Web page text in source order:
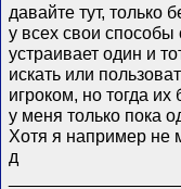
давайте тут, только
у всех свои способы
устраивает один и
искать или
игроком, но тогда их
у меня только пока
Хотя я например не
д